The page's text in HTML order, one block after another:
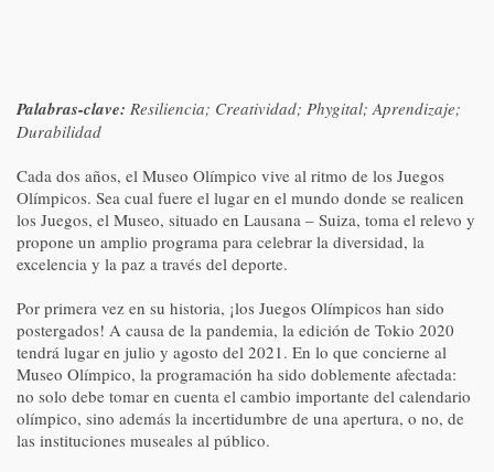
Palabras-clave: Resiliencia; Creatividad; Phygital; Aprendizaje;
Durabilidad
Cada dos años, el Museo Olímpico vive al ritmo de los Juegos
Olímpicos. Sea cual fuere el lugar en el mundo donde se realicen
los Juegos, el Museo, situado en Lausana – Suiza, toma el relevo y
propone un amplio programa para celebrar la diversidad, la
excelencia y la paz a través del deporte.
Por primera vez en su historia, ¡los Juegos Olímpicos han sido
postergados! A causa de la pandemia, la edición de Tokio 2020
tendrá lugar en julio y agosto del 2021. En lo que concierne al
Museo Olímpico, la programación ha sido doblemente afectada:
no solo debe tomar en cuenta el cambio importante del calendario
olímpico, sino además la incertidumbre de una apertura, o no, de
las instituciones museales al público.